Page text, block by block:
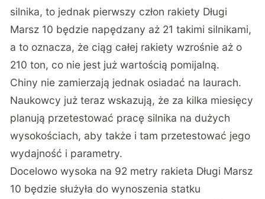
silnika, to jednak pierwszy człon rakiety Długi
Marsz 10 będzie napędzany aż 21 takimi silnikami,
a to oznacza, że ciąg całej rakiety wzrośnie aż o
210 ton, co nie jest już wartością pomijalną.
Chiny nie zamierzają jednak osiadać na laurach.
Naukowcy już teraz wskazują, że za kilka miesięcy
planują przetestować pracę silnika na dużych
wysokościach, aby także i tam przetestować jego
wydajność i parametry.
Docelowo wysoka na 92 metry rakieta Długi Marsz
10 będzie służyła do wynoszenia statku